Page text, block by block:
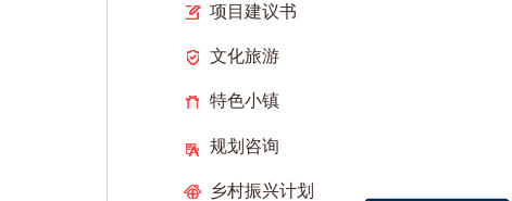
项目建议书
文化旅游
特色小镇
规划咨询
乡村振兴计划